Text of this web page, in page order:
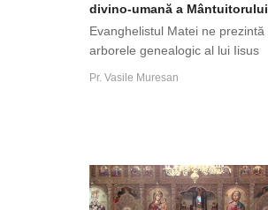
divino-umană a Mântuitorului
Evanghelistul Matei ne prezintă
arborele genealogic al lui Iisus
Pr. Vasile Muresan